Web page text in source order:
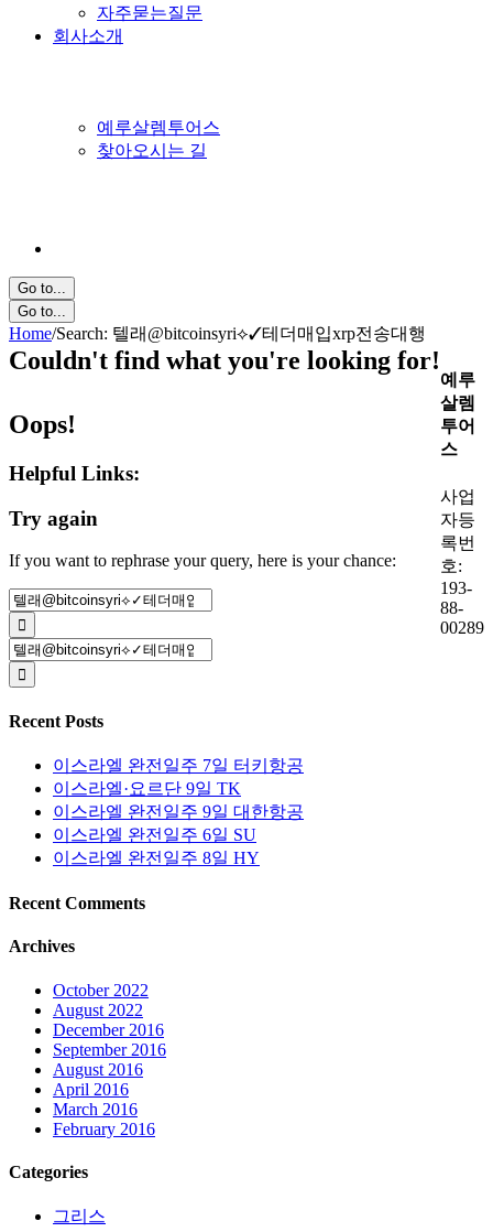
자주묻는질문
회사소개
예루살렘투어스
찾아오시는 길
Go to...
Go to...
Home/Search: 텔래@bitcoinsyri⟡✓테더매입xrp전송대행
Couldn't find what you're looking for!
Oops!
Helpful Links:
Try again
If you want to rephrase your query, here is your chance:
Search
for:
Search
for:
Recent Posts
이스라엘 완전일주 7일 터키항공
이스라엘·요르단 9일 TK
이스라엘 완전일주 9일 대한항공
이스라엘 완전일주 6일 SU
이스라엘 완전일주 8일 HY
Recent Comments
Archives
October 2022
August 2022
December 2016
September 2016
August 2016
April 2016
March 2016
February 2016
Categories
그리스
예루
살렘
투어
스
사업
자등
록번
호:
193-
88-
00289